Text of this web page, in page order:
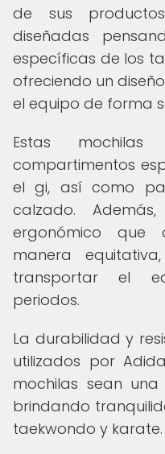
de sus
diseñadas
específicas de los
ofreciendo un
el equipo de forma
Estas
compartimentos
el gi, así como
calzado.
ergonómico que
manera
transportar el
periodos.
La durabilidad y
utilizados por
mochilas sean
brindando
taekwondo y karate.